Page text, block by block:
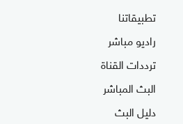
تطبيقاتنا
راديو مباشر
ترددات القناة
البث المباشر
دليل البث